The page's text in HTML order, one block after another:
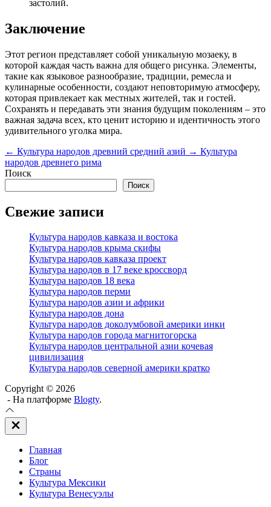
застолий.
Заключение
Этот регион представляет собой уникальную мозаеку, в
которой каждая часть важна для общего рисунка. Элементы,
такие как языковое разнообразие, традиции, ремесла и
кулинарные особенности, создают неповторимую атмосферу,
которая привлекает как местных жителей, так и гостей.
Сохранять и передавать эти знания будущим поколениям – это
важная задача всех, кто ценит историю и идентичность этого
удивительного уголка мира.
← Культура народов древний средний азий → Культура
народов древнего рима
Поиск
Поиск
Свежие записи
Культура народов кавказа и востока
Культура народов крыма скифы
Культура народов кавказа проект
Культура народов в 17 веке кроссворд
Культура народов 18 века
Культура народов перми
Культура народов азии и африки
Культура народов дона
Культура народов доколумбовой америки инки
Культура народов города магнитогорска
Культура народов центральной азии кочевая
цивилизация
Культура народов северной америки кратко
Copyright © 2026
- На платформе Blogty.
Закрыть
вне
Главная
Блог
Страны
Культура Мексики
Культура Венесуэлы